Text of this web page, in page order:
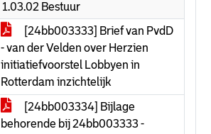
1.03.02 Bestuur
[24bb003333] Brief van PvdD
- van der Velden over Herzien
initiatiefvoorstel Lobbyen in
Rotterdam inzichtelijk
[24bb003334] Bijlage
behorende bij 24bb003333 -